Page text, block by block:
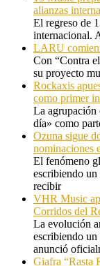
alianzas
El regreso de
internacional.
LARU
Con “Contra
su proyecto
Rockaxis
como primer
La agrupación
día» como
Ozuna sigue
nominaciones
El fenómeno
escribiendo
recibir
VHR Music
Corridos del
La evolución
escribiendo
anunció
Giafra “Rasta